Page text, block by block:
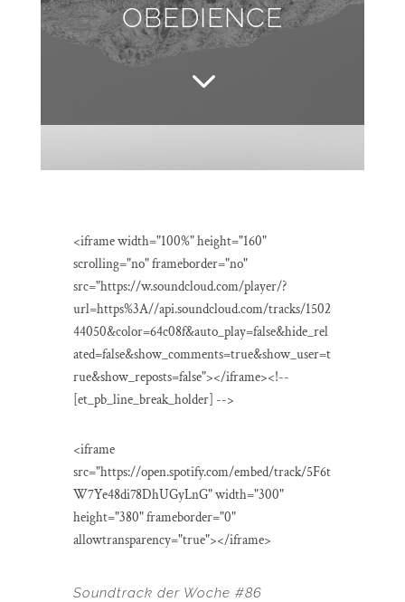
OBEDIENCE
3
<iframe width="100%" height="160"
scrolling="no" frameborder="no"
src="https://w.soundcloud.com/player/?
url=https%3A//api.soundcloud.com/tracks/1502
44050&color=64c08f&auto_play=false&hide_rel
ated=false&show_comments=true&show_user=t
rue&show_reposts=false"></iframe><!--
[et_pb_line_break_holder] -->
<iframe
src="https://open.spotify.com/embed/track/5F6t
W7Ye48di78DhUGyLnG" width="300"
height="380" frameborder="0"
allowtransparency="true"></iframe>
Soundtrack der Woche #86